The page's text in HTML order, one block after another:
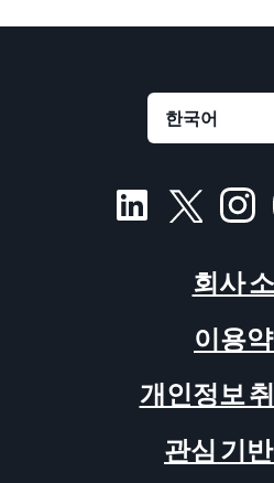
회사
이용
개인정보
관심 기